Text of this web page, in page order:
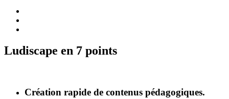
Ludiscape en 7 points
Création rapide de contenus pédagogiques.